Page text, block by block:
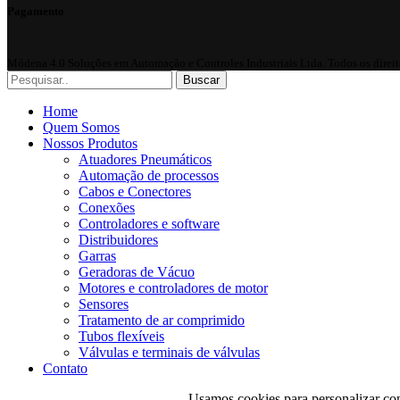
Buscar
Home
Quem Somos
Nossos Produtos
Atuadores Pneumáticos
Automação de processos
Cabos e Conectores
Conexões
Controladores e software
Distribuidores
Garras
Geradoras de Vácuo
Motores e controladores de motor
Sensores
Tratamento de ar comprimido
Tubos flexíveis
Válvulas e terminais de válvulas
Contato